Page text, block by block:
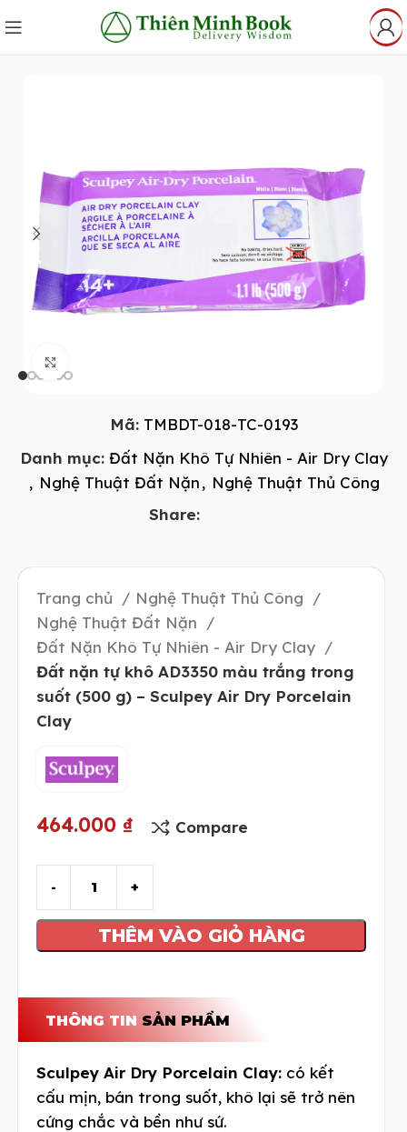
Mã: TMBDT-018-TC-0193
Danh mục: Đất Nặn Khô Tự Nhiên - Air Dry Clay
, Nghệ Thuật Đất Nặn, Nghệ Thuật Thủ Công
Share:
Trang chủ
Nghệ Thuật Thủ Công
Nghệ Thuật Đất Nặn
Đất Nặn Khô Tự Nhiên - Air Dry Clay
Đất nặn tự khô AD3350 màu trắng trong
suốt (500 g) – Sculpey Air Dry Porcelain
Clay
464.000 ₫ Compare
THÊM VÀO GIỎ HÀNG
THÔNG TIN SẢN PHẨM
Sculpey Air Dry Porcelain Clay: có kết
cấu mịn, bán trong suốt, khô lại sẽ trở nên
cứng chắc và bền như sứ.